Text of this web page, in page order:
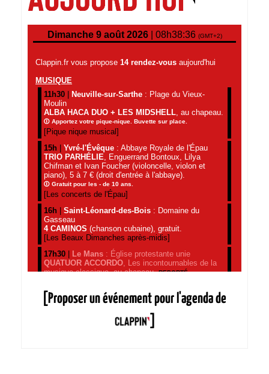
[Proposer un événement pour l'agenda de